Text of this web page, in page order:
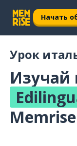
Начать
Урок
Изучай